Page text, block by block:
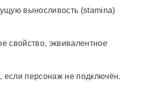
выносливость (stamina)
свойство, эквивалентное
, если персонаж не подключён.